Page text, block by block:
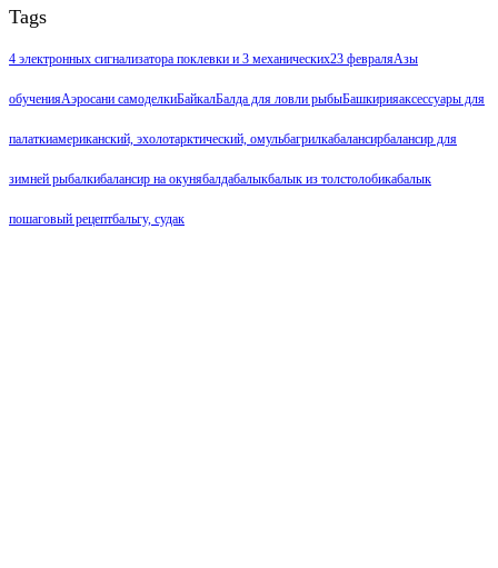
Tags
4 электронных сигнализатора поклевки и 3 механических23 февраляАзы
обученияАэросани самоделкиБайкалБалда для ловли рыбыБашкирияаксессуары для
палаткиамериканский, эхолотарктический, омульбагрилкабалансирбалансир для
зимней рыбалкибалансир на окунябалдабалыкбалык из толстолобикабалык
пошаговый рецептбальгу, судак